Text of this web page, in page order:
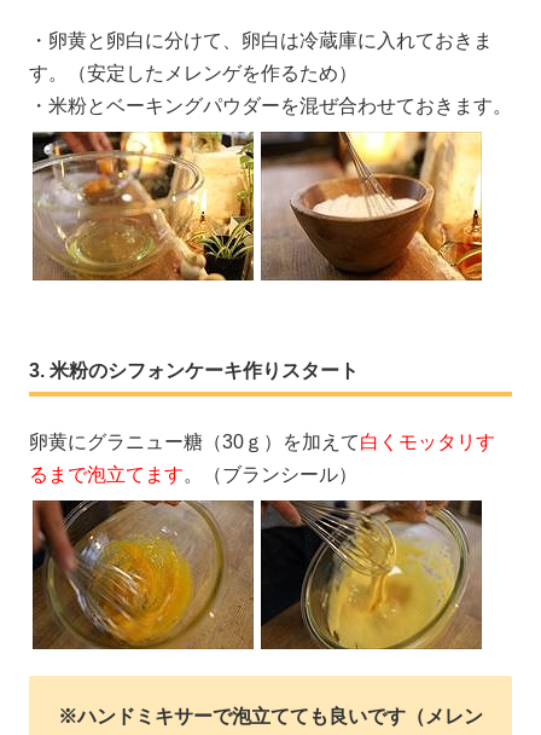
・卵黄と卵白に分けて、卵白は冷蔵庫に入れておきま
す。（安定したメレンゲを作るため）
・米粉とベーキングパウダーを混ぜ合わせておきます。
米粉のシフォンケーキ作りスタート
卵黄にグラニュー糖（30ｇ）を加えて白くモッタリす
るまで泡立てます。（ブランシール）
※ハンドミキサーで泡立てても良いです（メレン